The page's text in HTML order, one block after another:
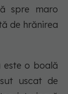
spre maro
de hrănirea
este o boală
uscat de